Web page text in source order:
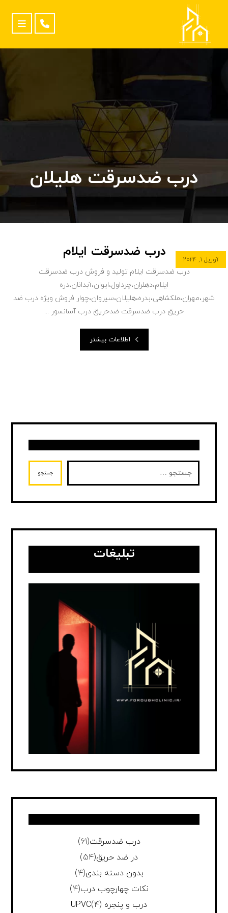
درب ضدسرقت هلیلان
درب ضدسرقت ایلام آوریل ۱, ۲۰۲۴
درب ضدسرقت ایلام تولید و فروش درب ضدسرقت
ایلام،دهلران،چرداول،ایوان،آبدانان،دره
شهر،مهران،ملکشاهی،بدره،هلیلان،سیروان،چوار فروش ویژه درب ضد
حریق درب ضدسرقت ضدحریق درب آسانسور ...
اطلاعات بیشتر
جستجو
تبلیغات
درب ضدسرقت(61)
در ضد حریق(54)
بدون دسته بندی(4)
نکات چهارچوب درب(4)
درب و پنجره UPVC (4)